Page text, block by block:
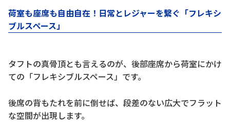
荷室も座席も自由自在！日常とレジャーを繋ぐ「フレキシ
ブルスペース」
タフトの真骨頂とも言えるのが、後部座席から荷室にかけ
ての「フレキシブルスペース」です。
後席の背もたれを前に倒せば、段差のない広大でフラット
な空間が出現します。